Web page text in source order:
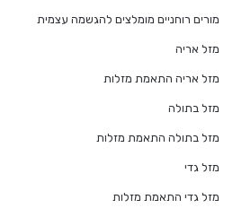
מורים רוחניים מומלצים להגשמה עצמית
מזל אריה
מזל אריה התאמת מזלות
מזל בתולה
מזל בתולה התאמת מזלות
מזל גדי
מזל גדי התאמת מזלות